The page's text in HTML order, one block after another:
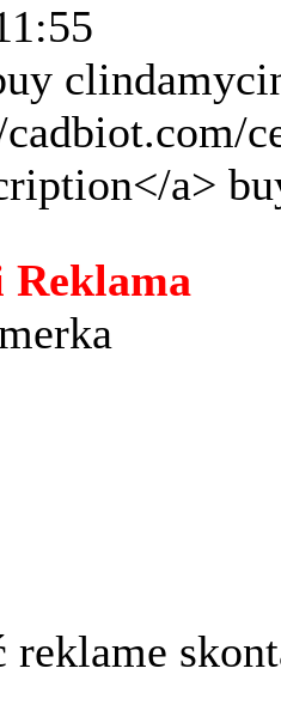
a>
Reklama